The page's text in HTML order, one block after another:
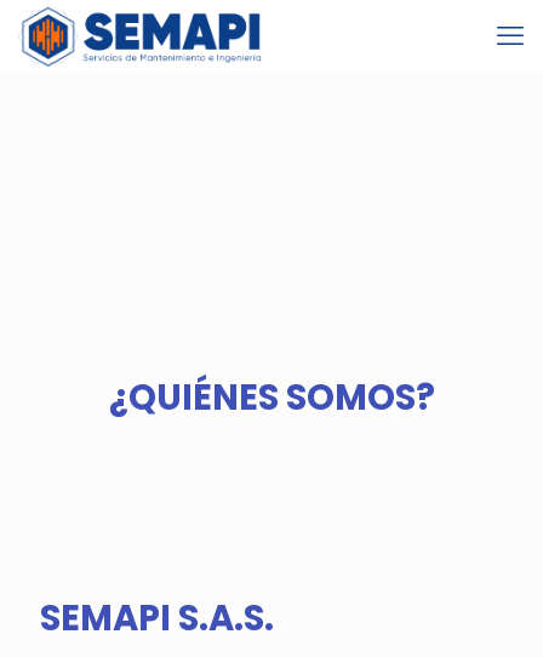
¿QUIÉNES SOMOS?
SEMAPI S.A.S.